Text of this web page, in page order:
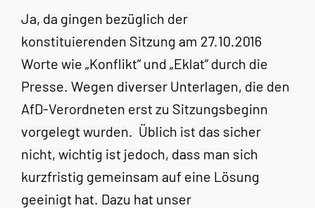
Ja, da gingen bezüglich der
konstituierenden Sitzung am 27.10.2016
Worte wie „Konflikt“ und „Eklat“ durch die
Presse. Wegen diverser Unterlagen, die den
AfD-Verordneten erst zu Sitzungsbeginn
vorgelegt wurden. Üblich ist das sicher
nicht, wichtig ist jedoch, dass man sich
kurzfristig gemeinsam auf eine Lösung
geeinigt hat. Dazu hat unser